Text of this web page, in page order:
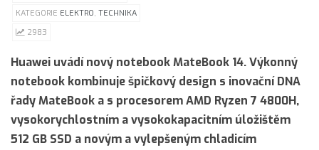
KATEGORIE ELEKTRO, TECHNIKA
2983
Huawei uvádí nový notebook MateBook 14. Výkonný
notebook kombinuje špičkový design s inovační DNA
řady MateBook a s procesorem AMD Ryzen 7 4800H,
vysokorychlostním a vysokokapacitním úložištěm
512 GB SSD a novým a vylepšeným chladicím